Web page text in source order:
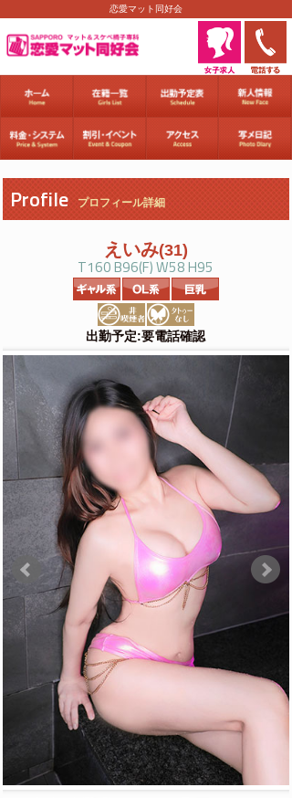
恋愛マット同好会
Profile プロフィール詳細
えいみ(31)
T160 B96(F) W58 H95
出勤予定:要電話確認